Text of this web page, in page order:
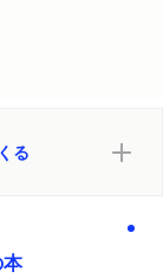
る
本